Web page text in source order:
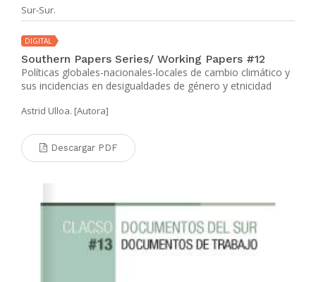
Sur-Sur.
DIGITAL
Southern Papers Series/ Working Papers #12
Políticas globales-nacionales-locales de cambio climático y
sus incidencias en desigualdades de género y etnicidad
Astrid Ulloa. [Autora]
Descargar PDF